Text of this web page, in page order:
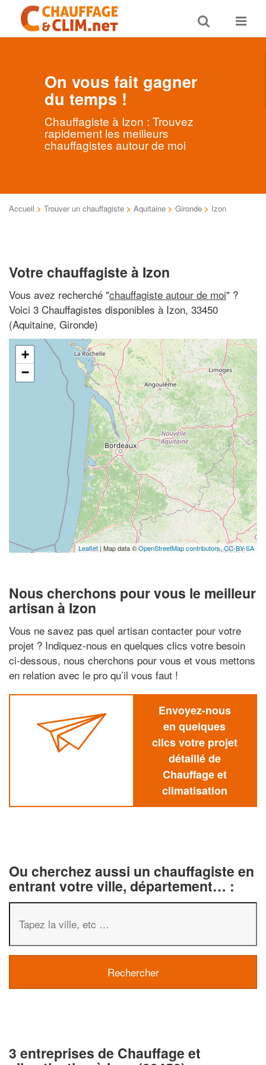
Toggle
search
Toggle
On vous fait gagner
du temps !
Chauffagiste à Izon : Trouvez
rapidement les meilleurs
chauffagistes autour de moi
Accueil > Trouver un chauffagiste > Aquitaine > Gironde > Izon
Votre chauffagiste à Izon
Vous avez recherché "chauffagiste autour de moi" ?
Voici 3 Chauffagistes disponibles à Izon, 33450
(Aquitaine, Gironde)
+
−
Leaflet | Map data ©OpenStreetMap contributors,CC-BY-SA
Nous cherchons pour vous le meilleur
artisan à Izon
Vous ne savez pas quel artisan contacter pour votre
projet ? Indiquez-nous en quelques clics votre besoin
ci-dessous, nous cherchons pour vous et vous mettons
en relation avec le pro qu’il vous faut !
Envoyez-nous
en quelques
clics votre projet
détaillé de
Chauffage et
climatisation
Ou cherchez aussi un chauffagiste en
entrant votre ville, département… :
3 entreprises de Chauffage et